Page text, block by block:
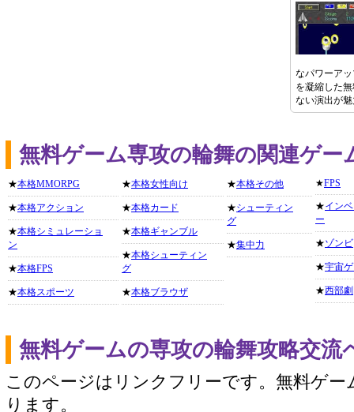
なパワーア
を凝縮した
ない演出が
無料ゲーム専攻の輪舞の関連ゲー
★本格MMORPG
★本格アクション
★本格シミュレーショ
ン
★本格FPS
★本格スポーツ
★本格女性向け
★本格カード
★本格ギャンブル
★本格シューティン
グ
★本格ブラウザ
★本格その他
★シューティン
グ
★集中力
★FPS
★イン
ー
★ゾンビ
★宇宙
★西部劇
無料ゲームの専攻の輪舞攻略交流
このページはリンクフリーです。無料ゲー
ります。